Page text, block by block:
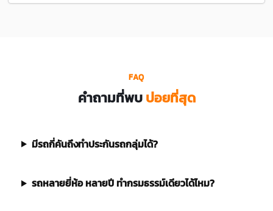
FAQ
คำถามที่พบบ่อยที่สุด
มีรถกี่คันถึงทำประกันรถกลุ่มได้?
รถหลายยี่ห้อ หลายปี ทำกรมธรรม์เดียวได้ไหม?